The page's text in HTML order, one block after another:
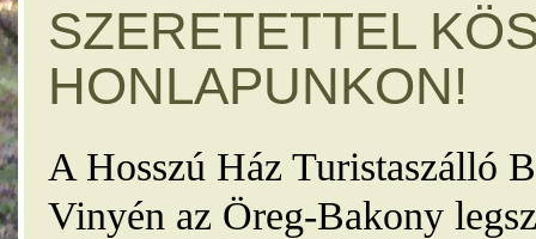
SZERETETTEL
HONLAPUNKON!
A Hosszú Ház Turistaszálló
Vinyén az Öreg-Bakony